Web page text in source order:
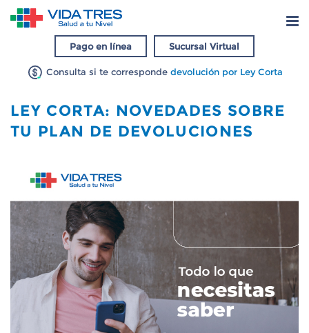
Pago en línea Sucursal Virtual
Consulta si te corresponde devolución por Ley Corta
LEY CORTA: NOVEDADES SOBRE
TU PLAN DE DEVOLUCIONES